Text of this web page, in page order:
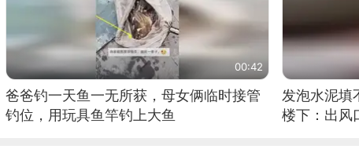
00:42
爸爸钓一天鱼一无所获，母女俩临时接管
钓位，用玩具鱼竿钓上大鱼
发泡水泥填
楼下：出风